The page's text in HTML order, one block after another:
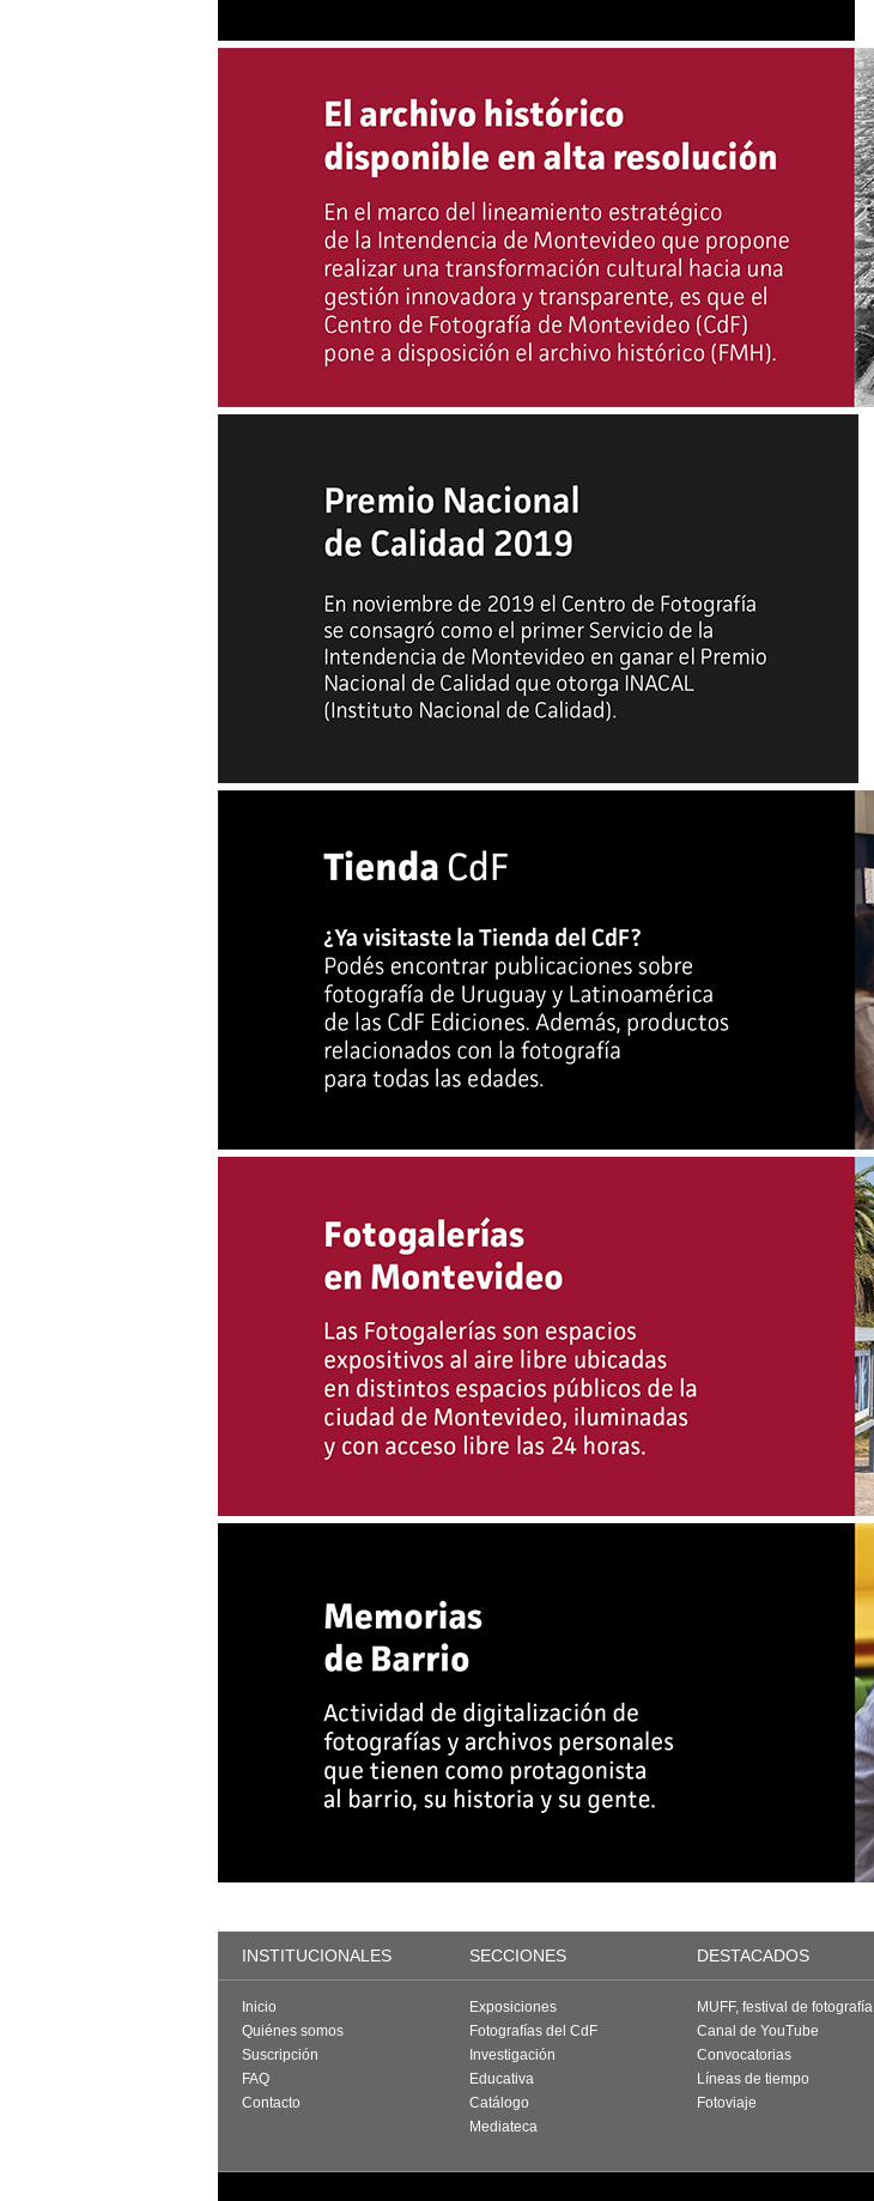
INSTITUCIONALES SECCIONES DESTACADOS
Inicio
Quiénes somos
Suscripción
FAQ
Contacto
Exposiciones
Fotografías del CdF
Investigación
Educativa
Catálogo
Mediateca
MUFF, festival de fotografía
Canal de YouTube
Convocatorias
Líneas de tiempo
Fotoviaje